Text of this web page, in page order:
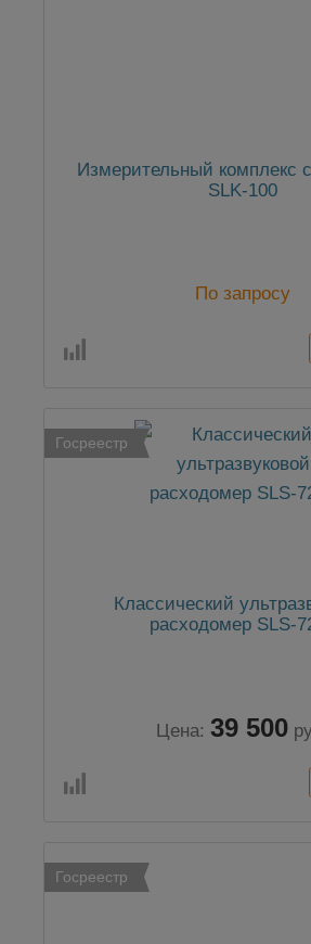
Измерительный комплекс
SLK-100
По запросу
Госреестр
Классический
расходомер SLS-
Цена: 39 500
Госреестр